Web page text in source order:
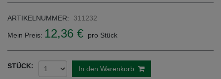
ARTIKELNUMMER: 311232
Mein Preis: 12,36 € pro Stück
STÜCK: In den Warenkorb